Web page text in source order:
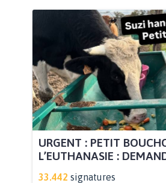
URGENT : PETIT
L’EUTHANASIE :
33.442 signatures